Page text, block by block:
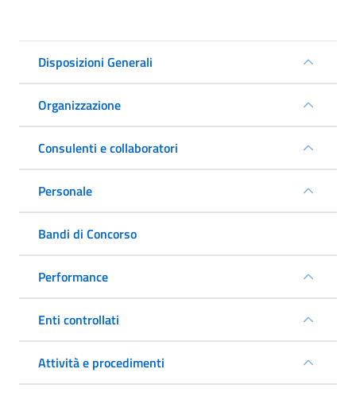
Disposizioni Generali
Organizzazione
Consulenti e collaboratori
Personale
Bandi di Concorso
Performance
Enti controllati
Attività e procedimenti